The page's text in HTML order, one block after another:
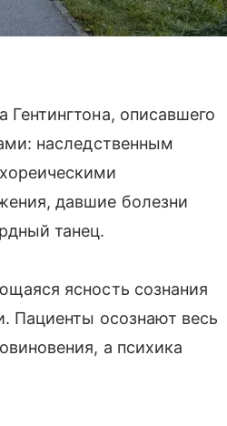
описавшего
наследственным
давшие болезни
танец.
ясность сознания
Пациенты осознают весь
а психика